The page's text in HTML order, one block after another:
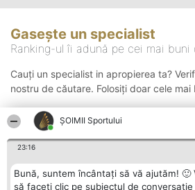
ȘOIMII Sportului
23:16
Bună, suntem încântați să vă ajutăm! 🙂
să faceți clic pe subiectul de conversație
Gasește un specialist
Ranking-ul îi adună pe cei mai
Cauți un specialist in apropierea ta?
nostru de căutare. Folosiți doar cele mai